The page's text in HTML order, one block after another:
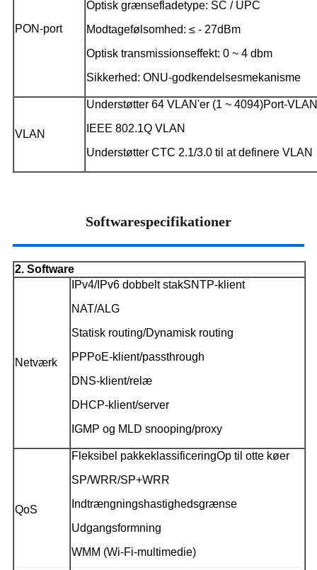
PON-port
Optisk grænsefladetype: SC / UPC
Modtagefølsomhed: ≤ - 27dBm
Optisk transmissionseffekt: 0 ~ 4 dbm
Sikkerhed: ONU-godkendelsesmekanisme
VLAN
Understøtter 64 VLAN'er (1 ~ 4094)Port-VLAN
IEEE 802.1Q VLAN
Understøtter CTC 2.1/3.0 til at definere VLAN
Softwarespecifikationer
2. Software
Netværk
IPv4/IPv6 dobbelt stakSNTP-klient
NAT/ALG
Statisk routing/Dynamisk routing
PPPoE-klient/passthrough
DNS-klient/relæ
DHCP-klient/server
IGMP og MLD snooping/proxy
QoS
Fleksibel pakkeklassificeringOp til otte køer
SP/WRR/SP+WRR
Indtrængningshastighedsgrænse
Udgangsformning
WMM (Wi-Fi-multimedie)